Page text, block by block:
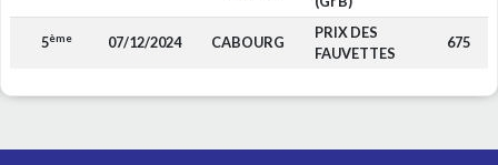
5ème 07/12/2024 CABOURG
PRIX DES
FAUVETTES
675